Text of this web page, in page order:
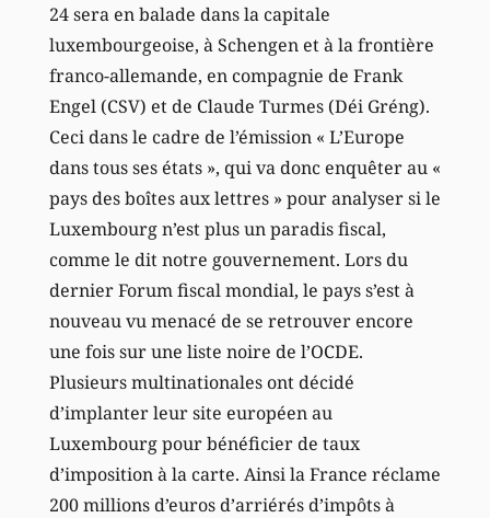
24 sera en balade dans la capitale
luxembourgeoise, à Schengen et à la frontière
franco-allemande, en compagnie de Frank
Engel (CSV) et de Claude Turmes (Déi Gréng).
Ceci dans le cadre de l’émission « L’Europe
dans tous ses états », qui va donc enquêter au «
pays des boîtes aux lettres » pour analyser si le
Luxembourg n’est plus un paradis fiscal,
comme le dit notre gouvernement. Lors du
dernier Forum fiscal mondial, le pays s’est à
nouveau vu menacé de se retrouver encore
une fois sur une liste noire de l’OCDE.
Plusieurs multinationales ont décidé
d’implanter leur site européen au
Luxembourg pour bénéficier de taux
d’imposition à la carte. Ainsi la France réclame
200 millions d’euros d’arriérés d’impôts à